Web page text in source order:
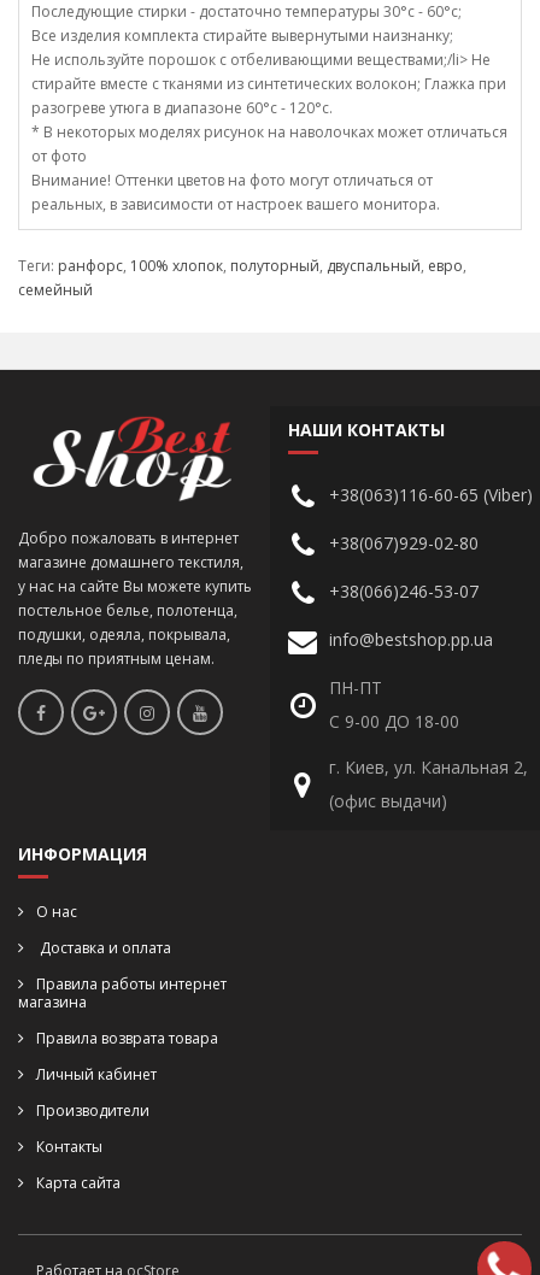
Последующие стирки - достаточно температуры 30°c - 60°c;
Все изделия комплекта стирайте вывернутыми наизнанку;
Не используйте порошок с отбеливающими веществами;/li> Не
стирайте вместе с тканями из синтетических волокон; Глажка при
разогреве утюга в диапазоне 60°c - 120°c.
* В некоторых моделях рисунок на наволочках может отличаться
от фото
Внимание! Оттенки цветов на фото могут отличаться от
реальных, в зависимости от настроек вашего монитора.
Теги: ранфорс, 100% хлопок, полуторный, двуспальный, евро,
семейный
Добро пожаловать в интернет
магазине домашнего текстиля,
у нас на сайте Вы можете купить
постельное белье, полотенца,
подушки, одеяла, покрывала,
пледы по приятным ценам.
НАШИ КОНТАКТЫ
+38(063)116-60-65 (Viber)
+38(067)929-02-80
+38(066)246-53-07
info@bestshop.pp.ua
ПН-ПТ
С 9-00 ДО 18-00
г. Киев, ул. Канальная 2,
(офис выдачи)
ИНФОРМАЦИЯ
О нас
Доставка и оплата
Правила работы интернет
магазина
Правила возврата товара
Личный кабинет
Производители
Контакты
Карта сайта
Работает на ocStore